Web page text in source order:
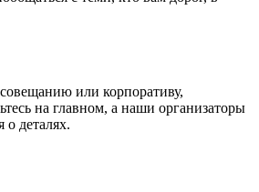
или корпоративу,
на главном, а наши организаторы
о деталях.